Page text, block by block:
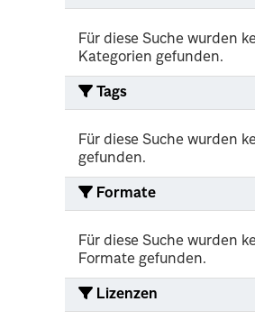
Für diese Suche wurden
Kategorien gefunden.
Tags
Für diese Suche wurden
gefunden.
Formate
Für diese Suche wurden
Formate gefunden.
Lizenzen